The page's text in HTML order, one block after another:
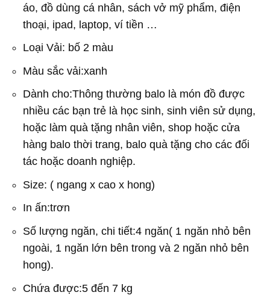
áo, đồ dùng cá nhân, sách vở mỹ phẩm, điện
thoại, ipad, laptop, ví tiền …
Loại Vải: bố 2 màu
Màu sắc vải:xanh
Dành cho:Thông thường balo là món đồ được
nhiều các bạn trẻ là học sinh, sinh viên sử dụng,
hoặc làm quà tặng nhân viên, shop hoặc cửa
hàng balo thời trang, balo quà tặng cho các đối
tác hoặc doanh nghiệp.
Size: ( ngang x cao x hong)
In ấn:trơn
Số lượng ngăn, chi tiết:4 ngăn( 1 ngăn nhỏ bên
ngoài, 1 ngăn lớn bên trong và 2 ngăn nhỏ bên
hong).
Chứa được:5 đến 7 kg